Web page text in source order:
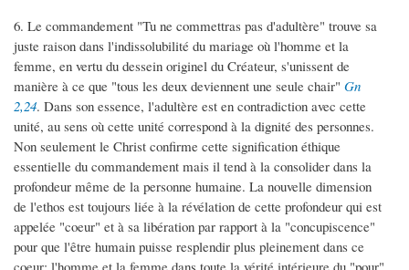
6. Le commandement "Tu ne commettras pas d'adultère" trouve sa
juste raison dans l'indissolubilité du mariage où l'homme et la
femme, en vertu du dessein originel du Créateur, s'unissent de
manière à ce que "tous les deux deviennent une seule chair" Gn
2,24. Dans son essence, l'adultère est en contradiction avec cette
unité, au sens où cette unité correspond à la dignité des personnes.
Non seulement le Christ confirme cette signification éthique
essentielle du commandement mais il tend à la consolider dans la
profondeur même de la personne humaine. La nouvelle dimension
de l'ethos est toujours liée à la révélation de cette profondeur qui est
appelée "coeur" et à sa libération par rapport à la "concupiscence"
pour que l'être humain puisse resplendir plus pleinement dans ce